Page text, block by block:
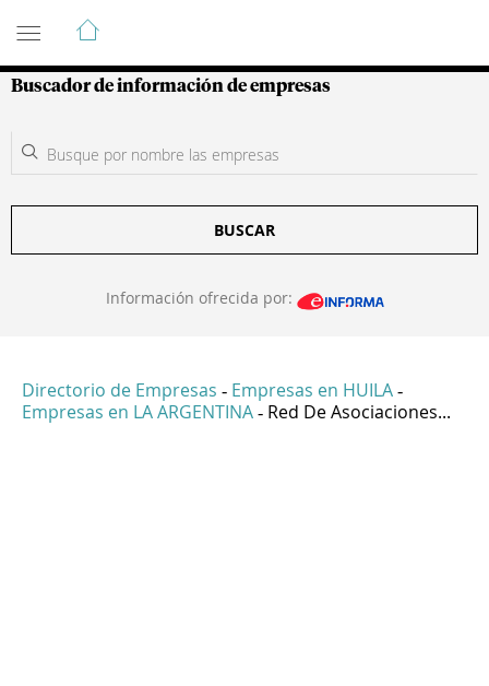
Guía de Empresas Colombianas
Buscador de información de empresas
BUSCAR
Información ofrecida por:
Directorio de Empresas - Empresas en HUILA -
Empresas en LA ARGENTINA - Red De Asociaciones...